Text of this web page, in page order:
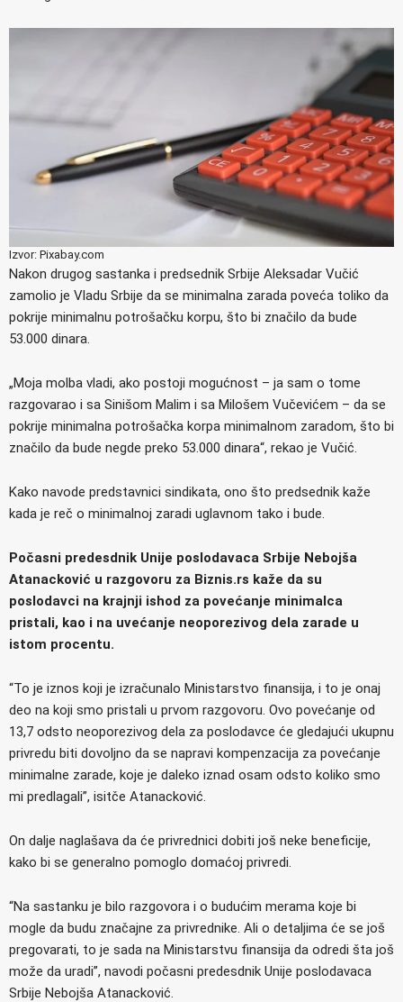
Izvor: Pixabay.com
Nakon drugog sastanka i predsednik Srbije Aleksadar Vučić
zamolio je Vladu Srbije da se minimalna zarada poveća toliko da
pokrije minimalnu potrošačku korpu, što bi značilo da bude
53.000 dinara.
„Moja molba vladi, ako postoji mogućnost – ja sam o tome
razgovarao i sa Sinišom Malim i sa Milošem Vučevićem – da se
pokrije minimalna potrošačka korpa minimalnom zaradom, što bi
značilo da bude negde preko 53.000 dinara“, rekao je Vučić.
Kako navode predstavnici sindikata, ono što predsednik kaže
kada je reč o minimalnoj zaradi uglavnom tako i bude.
Počasni predesdnik Unije poslodavaca Srbije Nebojša
Atanacković u razgovoru za Biznis.rs kaže da su
poslodavci na krajnji ishod za povećanje minimalca
pristali, kao i na uvećanje neoporezivog dela zarade u
istom procentu.
“To je iznos koji je izračunalo Ministarstvo finansija, i to je onaj
deo na koji smo pristali u prvom razgovoru. Ovo povećanje od
13,7 odsto neoporezivog dela za poslodavce će gledajući ukupnu
privredu biti dovoljno da se napravi kompenzacija za povećanje
minimalne zarade, koje je daleko iznad osam odsto koliko smo
mi predlagali”, isitče Atanacković.
On dalje naglašava da će privrednici dobiti još neke beneficije,
kako bi se generalno pomoglo domaćoj privredi.
“Na sastanku je bilo razgovora i o budućim merama koje bi
mogle da budu značajne za privrednike. Ali o detaljima će se još
pregovarati, to je sada na Ministarstvu finansija da odredi šta još
može da uradi”, navodi počasni predesdnik Unije poslodavaca
Srbije Nebojša Atanacković.